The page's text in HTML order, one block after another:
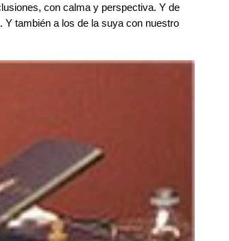
con calma y perspectiva. Y de
también a los de la suya con nuestro